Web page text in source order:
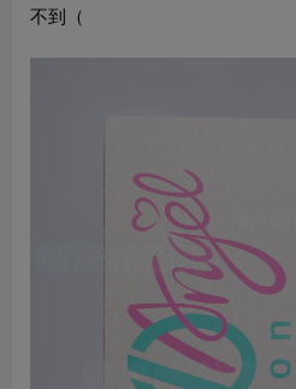
不到（